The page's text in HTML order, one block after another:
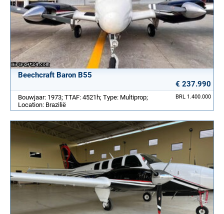
Beechcraft Baron B55
€ 237.990
BRL 1.400.000
Bouwjaar: 1973; TTAF: 4521h; Type: Multiprop;
Location: Brazilië